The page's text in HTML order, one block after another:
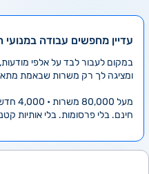
עדיין מחפשים עבודה
ומציגה לך רק משרות שבאמת
מעל 80,000 משרות • 4,000 חדשות ביום
חינם. בלי פרסומות. בלי אותיות